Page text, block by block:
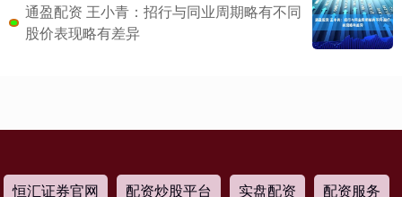
通盈配资 王小青：招行与同业周期略有不同
股价表现略有差异
恒汇证券官网 配资炒股平台 实盘配资 配资服务